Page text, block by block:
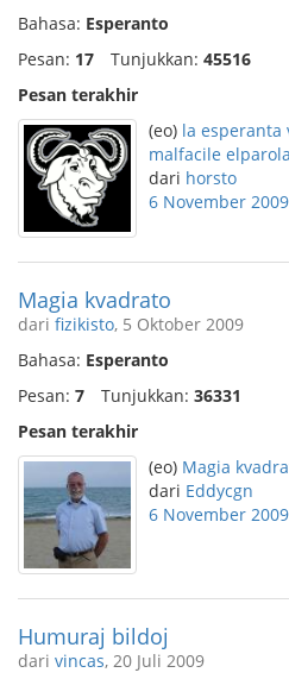
Bahasa: Esperanto
Pesan: 17 Tunjukkan: 45516
Pesan terakhir
(eo) la esperanta
malfacile
dari horsto
6 November 2009
Magia kvadrato
dari fizikisto, 5 Oktober 2009
Bahasa: Esperanto
Pesan: 7 Tunjukkan: 36331
Pesan terakhir
(eo) Magia
dari Eddycgn
6 November 2009
Humuraj bildoj
dari vincas, 20 Juli 2009